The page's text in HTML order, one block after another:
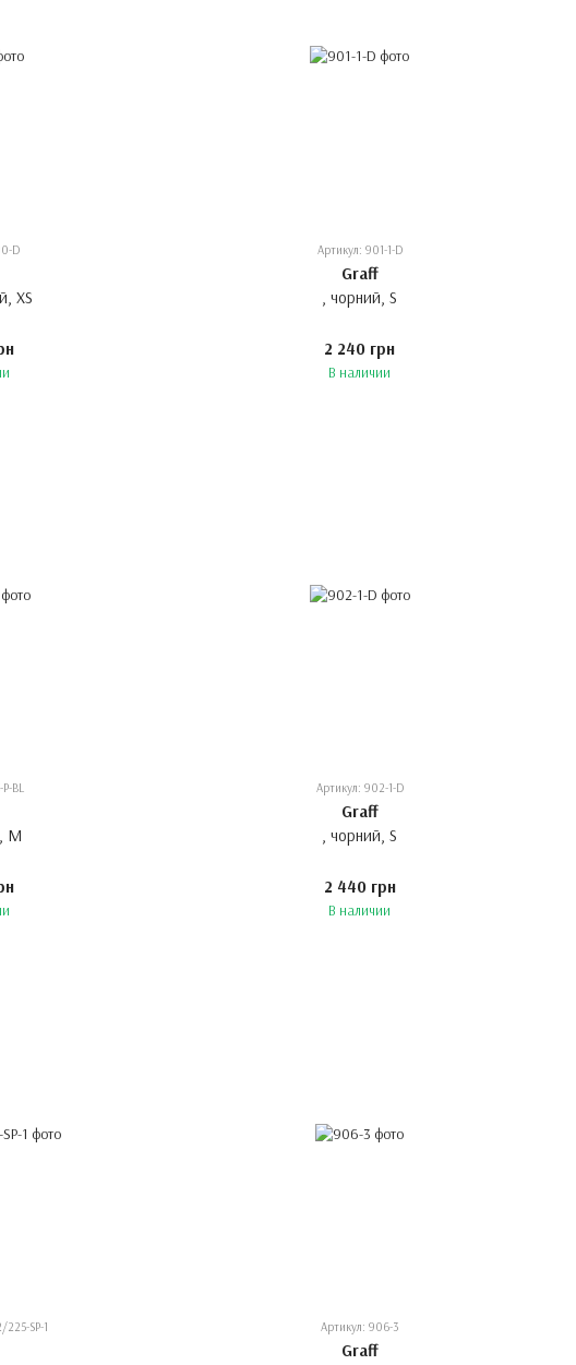
D
XS
Артикул: 901-1-D
Graff
, чорний, S
2 240 грн
В наличии
BL
M
Артикул: 902-1-D
Graff
, чорний, S
2 440 грн
В наличии
SP-1 Артикул: 906-3
Graff